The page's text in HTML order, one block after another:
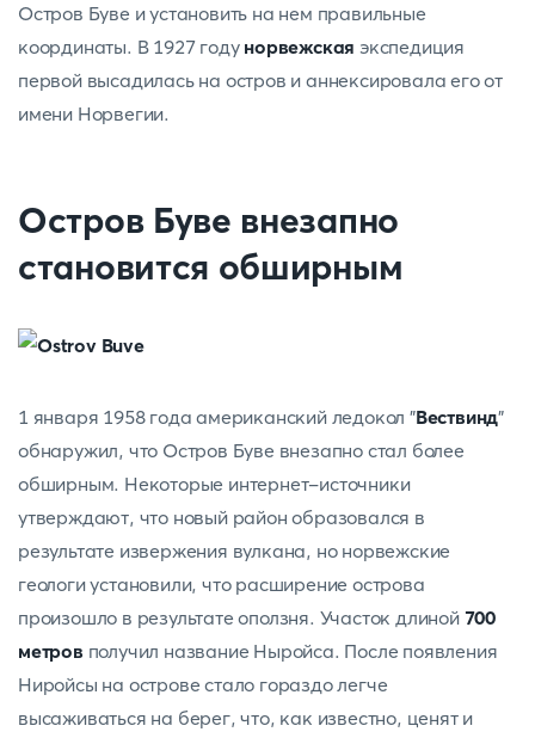
Остров Буве и установить на нем правильные
координаты. В 1927 годунорвежская экспедиция
первой высадилась на остров и аннексировала его от
имени Норвегии.
Остров Буве внезапно
становится обширным
1 января 1958 года американский ледокол "Вествинд"
обнаружил, что Остров Буве внезапно стал более
обширным. Некоторые интернет-источники
утверждают, что новый район образовался в
результате извержения вулкана, но норвежские
геологи установили, что расширение острова
произошло в результате оползня. Участок длиной 700
метров получил название Ныройса. После появления
Ниройсы на острове стало гораздо легче
высаживаться на берег, что, как известно, ценят и